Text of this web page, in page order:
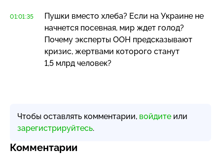
01:01:35
Пушки вместо хлеба? Если на Украине не
начнется посевная, мир ждет голод?
Почему эксперты ООН предсказывают
кризис, жертвами которого станут
1,5 млрд человек?
Чтобы оставлять комментарии, войдите или
зарегистрируйтесь.
Комментарии